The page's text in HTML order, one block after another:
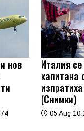
нов
Италия
капитана
(Снимки)
05 Aug